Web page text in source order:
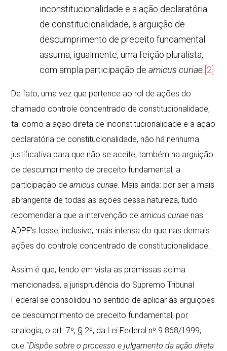
inconstitucionalidade e a ação declaratória
de constitucionalidade, a arguição de
descumprimento de preceito fundamental
assuma, igualmente, uma feição pluralista,
com ampla participação deamicus curiae [2]
De fato, uma vez que pertence ao rol de ações do
chamado controle concentrado de constitucionalidade,
tal como a ação direta de inconstitucionalidade e a ação
declaratória de constitucionalidade, não há nenhuma
justificativa para que não se aceite, também na arguição
de descumprimento de preceito fundamental, a
participação deamicus curiae. Mais ainda: por ser a mais
abrangente de todas as ações dessa natureza, tudo
recomendaria que a intervenção deamicus curiae nas
ADPF’s fosse, inclusive, mais intensa do que nas demais
ações do controle concentrado de constitucionalidade.
Assim é que, tendo em vista as premissas acima
mencionadas, a jurisprudência do Supremo Tribunal
Federal se consolidou no sentido de aplicar às arguições
de descumprimento de preceito fundamental, por
analogia, o art. 7º, § 2º, da Lei Federal nº 9.868/1999,
que “Dispõe sobre o processo e julgamento da ação direta